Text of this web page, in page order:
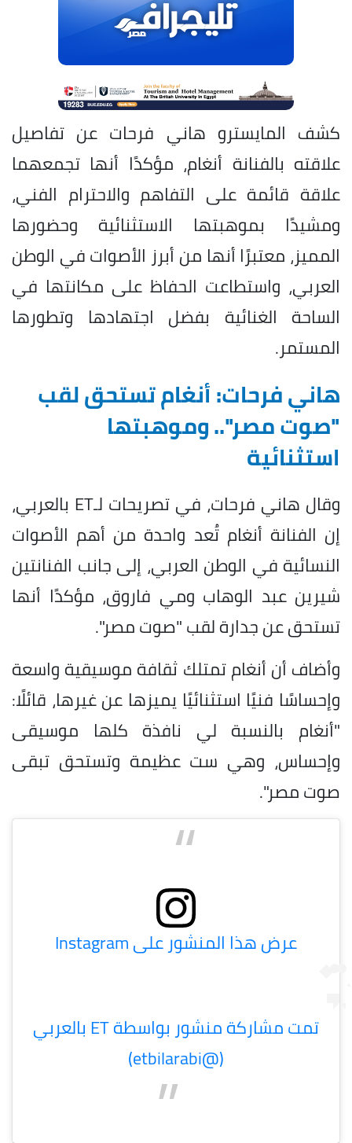
كشف المايسترو هاني فرحات عن تفاصيل
علاقته بالفنانة أنغام، مؤكدًا أنها تجمعهما
علاقة قائمة على التفاهم والاحترام الفني،
ومشيدًا بموهبتها الاستثنائية وحضورها
المميز، معتبرًا أنها من أبرز الأصوات في الوطن
العربي، واستطاعت الحفاظ على مكانتها في
الساحة الغنائية بفضل اجتهادها وتطورها
المستمر.
هاني فرحات: أنغام تستحق لقب
"صوت مصر".. وموهبتها
استثنائية
وقال هاني فرحات، في تصريحات لـET بالعربي،
إن الفنانة أنغام تُعد واحدة من أهم الأصوات
النسائية في الوطن العربي، إلى جانب الفنانتين
شيرين عبد الوهاب ومي فاروق، مؤكدًا أنها
تستحق عن جدارة لقب "صوت مصر".
وأضاف أن أنغام تمتلك ثقافة موسيقية واسعة
وإحساسًا فنيًا استثنائيًا يميزها عن غيرها، قائلًا:
"أنغام بالنسبة لي نافذة كلها موسيقى
وإحساس، وهي ست عظيمة وتستحق تبقى
صوت مصر".
عرض هذا المنشور على Instagram
(@‏‎etbilarabi‎‏)